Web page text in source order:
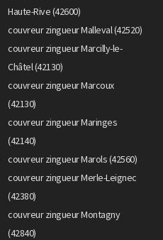
Haute-Rive (42600)
couvreur zingueur Malleval (42520)
couvreur zingueur Marcilly-le-
Châtel (42130)
couvreur zingueur Marcoux
(42130)
couvreur zingueur Maringes
(42140)
couvreur zingueur Marols (42560)
couvreur zingueur Merle-Leignec
(42380)
couvreur zingueur Montagny
(42840)